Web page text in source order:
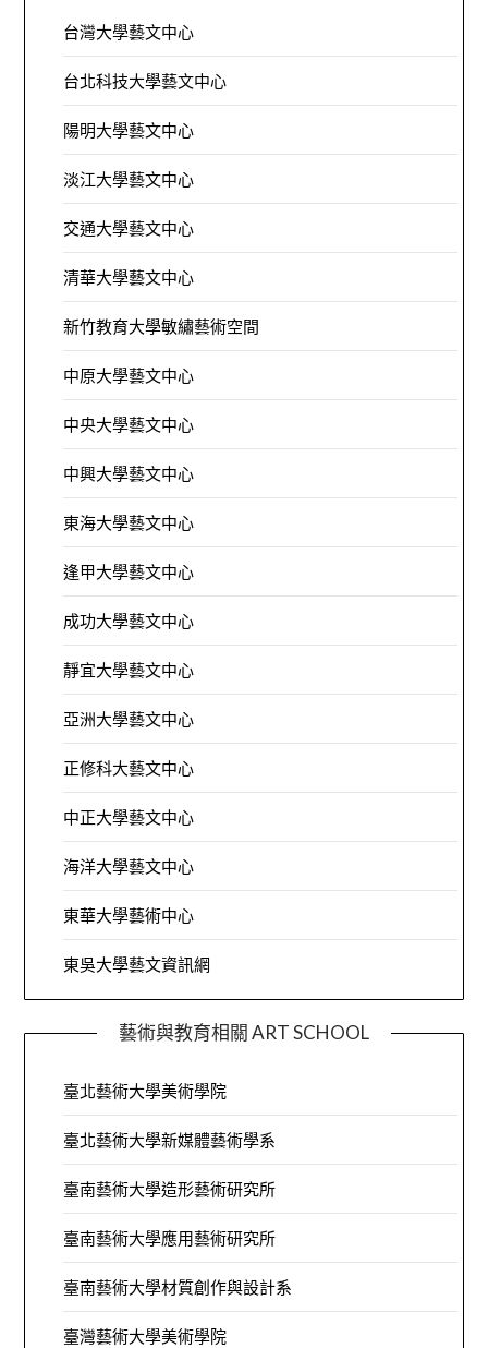
台灣大學藝文中心
台北科技大學藝文中心
陽明大學藝文中心
淡江大學藝文中心
交通大學藝文中心
清華大學藝文中心
新竹教育大學敏繡藝術空間
中原大學藝文中心
中央大學藝文中心
中興大學藝文中心
東海大學藝文中心
逢甲大學藝文中心
成功大學藝文中心
靜宜大學藝文中心
亞洲大學藝文中心
正修科大藝文中心
中正大學藝文中心
海洋大學藝文中心
東華大學藝術中心
東吳大學藝文資訊網
藝術與教育相關 ART SCHOOL
臺北藝術大學美術學院
臺北藝術大學新媒體藝術學系
臺南藝術大學造形藝術研究所
臺南藝術大學應用藝術研究所
臺南藝術大學材質創作與設計系
臺灣藝術大學美術學院